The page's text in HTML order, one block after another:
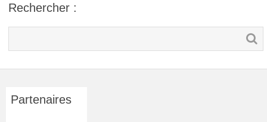
Rechercher :
Partenaires